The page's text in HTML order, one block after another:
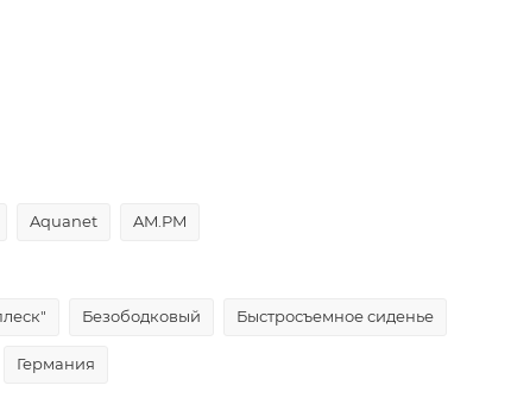
Aquanet AM.PM
Безободковый Быстросъемное сиденье
Германия